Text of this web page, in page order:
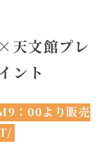
天文館プレ
ント
：00より販売